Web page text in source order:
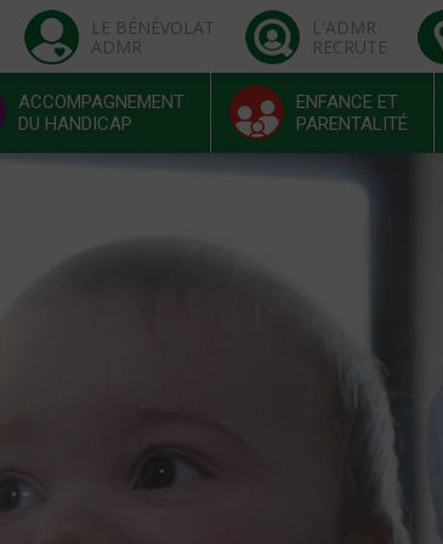
LE BÉNÉVOLAT
ADMR
L'ADMR
RECRUTE
ACCOMPAGNEMENT
DU HANDICAP
ENFANCE ET
PARENTALITÉ